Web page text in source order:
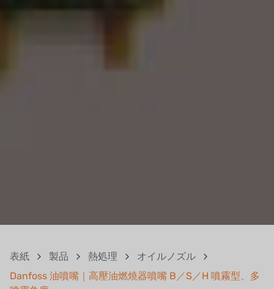
表紙 製品 熱処理
オイルノズル
Danfoss 油噴嘴｜高壓油燃燒器噴嘴 B／S／H 噴霧型、多